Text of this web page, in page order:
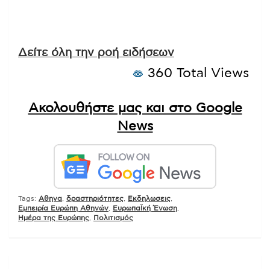
Δείτε όλη την ροή ειδήσεων
360 Total Views
Ακολουθήστε μας και στο Google
News
Tags: Αθηνα δραστηριότητες Εκδηλωσεις
Εμπειρία Ευρώπη Αθηνών
ΕυρωπαΪκή Ένωση
Ημέρα της Ευρώπης
Πολιτισμός